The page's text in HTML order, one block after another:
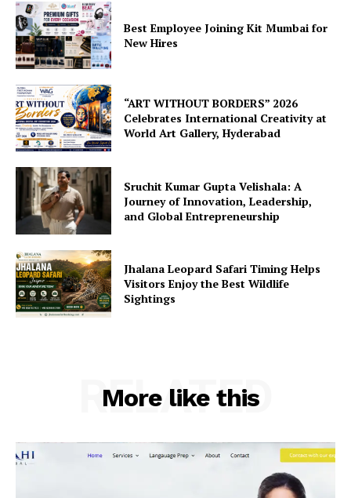
Best Employee Joining Kit Mumbai for
New Hires
“ART WITHOUT BORDERS” 2026
Celebrates International Creativity at
World Art Gallery, Hyderabad
Sruchit Kumar Gupta Velishala: A
Journey of Innovation, Leadership,
and Global Entrepreneurship
Jhalana Leopard Safari Timing Helps
Visitors Enjoy the Best Wildlife
Sightings
More like this
RELATED